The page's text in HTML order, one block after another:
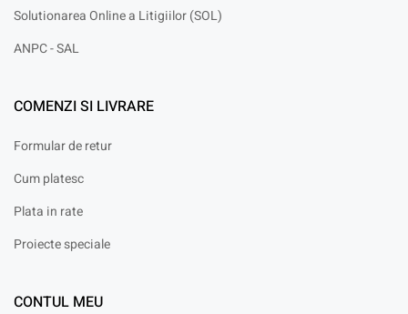
Solutionarea Online a Litigiilor (SOL)
ANPC - SAL
COMENZI SI LIVRARE
Formular de retur
Cum platesc
Plata in rate
Proiecte speciale
CONTUL MEU